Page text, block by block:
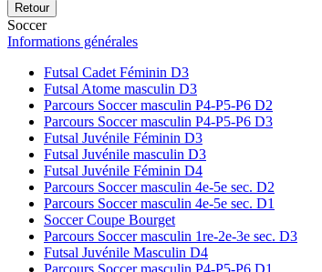
Retour
Soccer
Informations générales
Futsal Cadet Féminin D3
Futsal Atome masculin D3
Parcours Soccer masculin P4-P5-P6 D2
Parcours Soccer masculin P4-P5-P6 D3
Futsal Juvénile Féminin D3
Futsal Juvénile masculin D3
Futsal Juvénile Féminin D4
Parcours Soccer masculin 4e-5e sec. D2
Parcours Soccer masculin 4e-5e sec. D1
Soccer Coupe Bourget
Parcours Soccer masculin 1re-2e-3e sec. D3
Futsal Juvénile Masculin D4
Parcours Soccer masculin P4-P5-P6 D1